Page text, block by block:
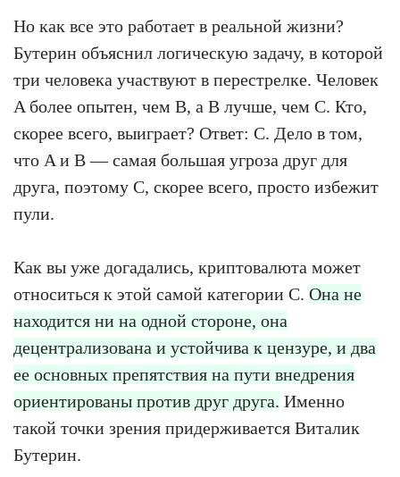
Но как все это работает в реальной жизни?
Бутерин объяснил логическую задачу, в которой
три человека участвуют в перестрелке. Человек
A более опытен, чем B, а B лучше, чем C. Кто,
скорее всего, выиграет? Ответ: C. Дело в том,
что A и B — самая большая угроза друг для
друга, поэтому C, скорее всего, просто избежит
пули.
Как вы уже догадались, криптовалюта может
относиться к этой самой категории C. Она не
находится ни на одной стороне, она
децентрализована и устойчива к цензуре, и два
ее основных препятствия на пути внедрения
ориентированы против друг друга. Именно
такой точки зрения придерживается Виталик
Бутерин.